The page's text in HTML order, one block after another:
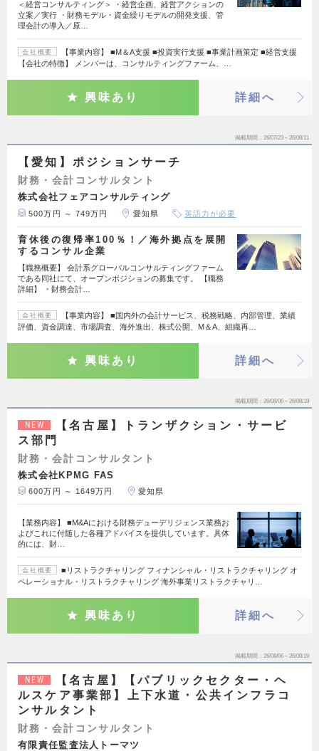
＜経営コンサルティング＞ ・経営企画、経営アクションの
立案／実行 ・財務モデル・資金繰りモデルの開発支援、管
理会計の導入／原…
会社概要
【事業内容】 ■M＆A支援 ■投資実行支援 ■事業計画策定 ■経営支援
【会社の特徴】 メンバーは、コンサルティングファーム、…
興味あり 詳細へ
掲載期間 26/07/23～26/08/11
【愛知】ポジションサーチ
財務・会計コンサルタント
株式会社フェアコンサルティング
500万円 ～ 749万円 愛知県 英語力が必要
育休後の復帰率100％！／海外拠点を展開
するコンサル企業
【職務概要】 会計系グローバルコンサルティングファーム
である同社にて、オープンポジションの募集です。 【職務
詳細】 ・財務会計…
会社概要
【事業内容】 ■国内外の会計サービス、税務戦略、内部管理、業績
評価、資金調達、市場調査、海外進出、株式公開、M＆A、組織再…
興味あり 詳細へ
掲載期間 26/08/06～26/08/19
NEW
【名古屋】トランザクション・サービ
ス部門
財務・会計コンサルタント
株式会社KPMG FAS
600万円 ～ 1649万円 愛知県
【業務内容】 ■M&Aにおける財務デューデリジェンス業務お
よびこれに付随した各種アドバイスを提供しています。具体
的には、財…
会社概要
■リストラクチャリング フィナンシャル・リストラクチャリング オ
ペレーショナル・リストラクチャリング 海外事業リストラクチャリ…
興味あり 詳細へ
掲載期間 26/08/06～26/08/19
NEW
【名古屋】【パブリックセクター・ヘ
ルスケア事業部】上下水道・公共インフラコ
ンサルタント
財務・会計コンサルタント
有限責任監査法人トーマツ